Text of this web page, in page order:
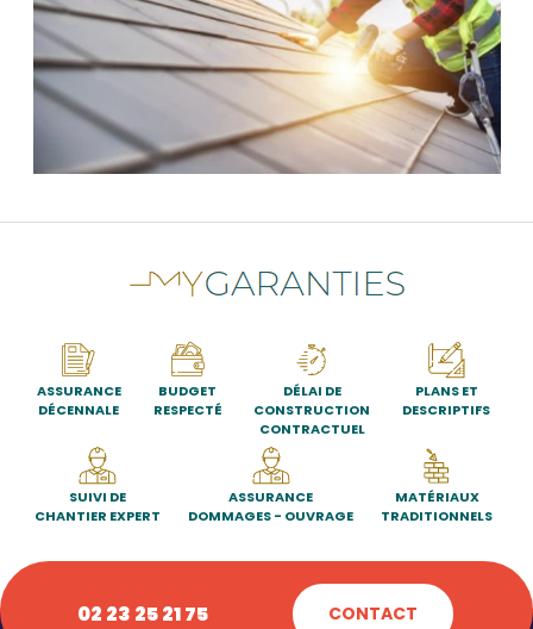
ASSURANCE
DÉCENNALE
BUDGET
RESPECTÉ
DÉLAI DE
CONSTRUCTION
CONTRACTUEL
PLANS ET
DESCRIPTIFS
SUIVI DE
CHANTIER EXPERT
ASSURANCE
DOMMAGES - OUVRAGE
MATÉRIAUX
TRADITIONNELS
02 23 25 21 75 CONTACT